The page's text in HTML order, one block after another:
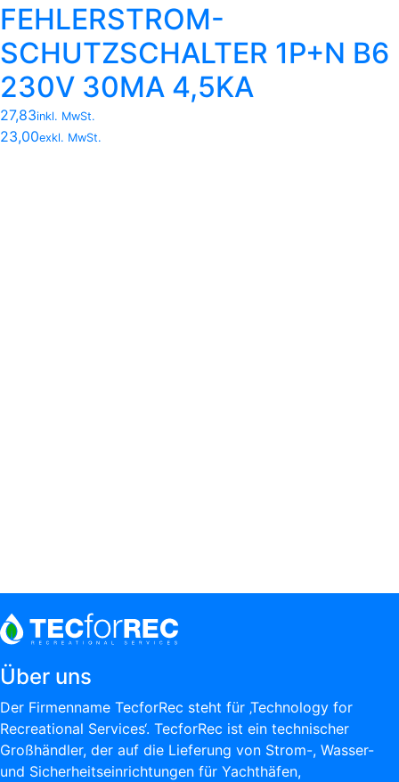
FEHLERSTROM-
SCHUTZSCHALTER 1P+N B6
230V 30MA 4,5KA
27,83inkl. MwSt.
23,00exkl. MwSt.
Über uns
Der Firmenname TecforRec steht für ‚Technology for
Recreational Services‘. TecforRec ist ein technischer
Großhändler, der auf die Lieferung von Strom-, Wasser-
und Sicherheitseinrichtungen für Yachthäfen,